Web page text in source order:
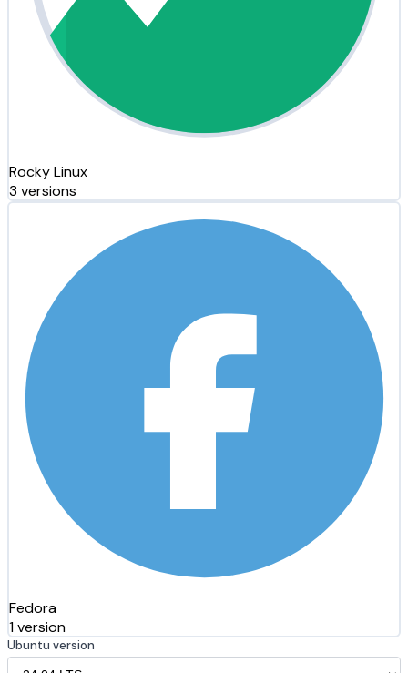
Rocky Linux
3 versions
Fedora
1 version
Ubuntu version